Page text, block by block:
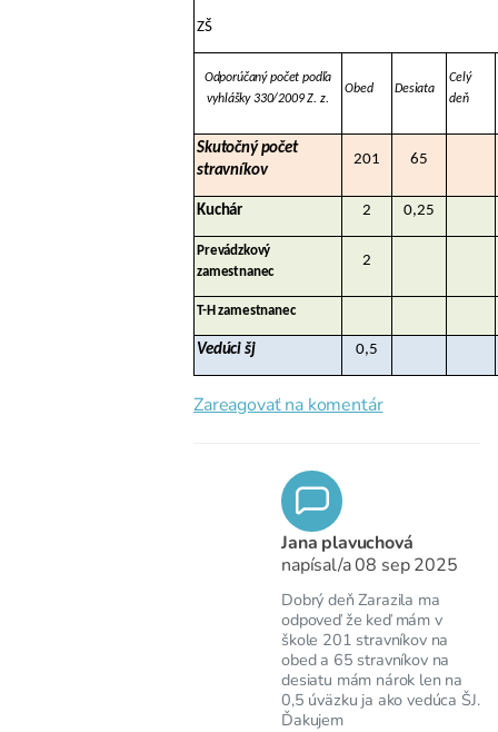
ZŠ
Odporúčaný počet podľa
vyhlášky 330/2009 Z. z.
Obed Desiata
Celý
deň
Skutočný počet
stravníkov
201 65
Kuchár 2 0,25
Prevádzkový
zamestnanec
2
T-H zamestnanec
Vedúci šj 0,5
Zareagovať na komentár
Jana plavuchová
napísal/a08 sep 2025
Dobrý deň Zarazila ma
odpoveď že keď mám v
škole 201 stravníkov na
obed a 65 stravníkov na
desiatu mám nárok len na
0,5 úväzku ja ako vedúca ŠJ.
Ďakujem